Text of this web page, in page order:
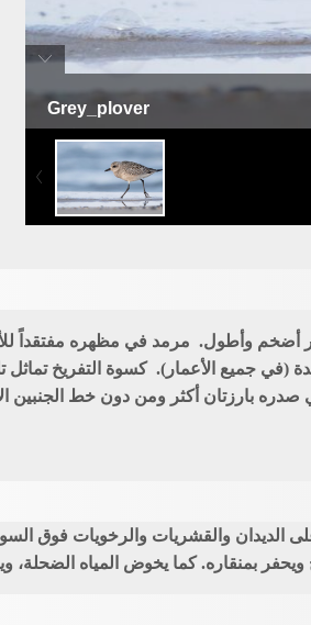
Grey_plover
زقزاق أرمد
أضخم وأطول. مرمد في مظهره مفتقداً
(في جميع الأعمار). كسوة التفريخ
صدره بارزتان أكثر ومن دون خط الجنبين
الديدان والقشريات والرخويات فوق
بمنقاره. كما يخوض المياه الضحلة،